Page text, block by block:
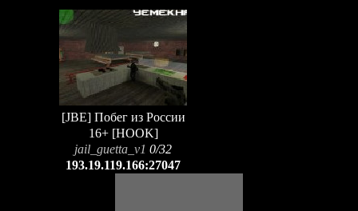
[JBE] Побег из России
16+ [HOOK]
jail_guetta_v1 0/32
193.19.119.166:27047